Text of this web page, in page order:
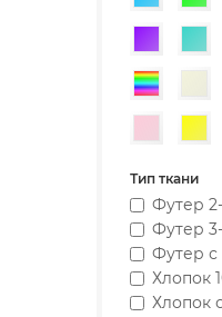
Розовый
Тип ткани
Футер
Футер
Футер с
Хлопок
Хлопок